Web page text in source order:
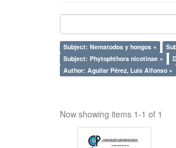
Subject: Nematodos y hongos ×
Subject: Phytophthora nicotinae ×
Author: Aguilar Pérez, Luis Alfonso ×
Now showing items 1-1 of 1